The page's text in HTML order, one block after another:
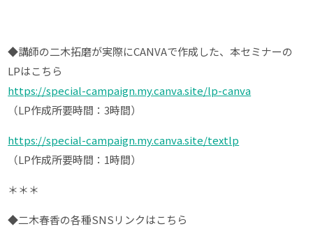
◆講師の二木拓磨が実際にCANVAで作成した、本セミナーの
LPはこちら
https://special-campaign.my.canva.site/lp-canva
（LP作成所要時間：3時間）
https://special-campaign.my.canva.site/textlp
（LP作成所要時間：1時間）
＊＊＊
◆二木春香の各種SNSリンクはこちら